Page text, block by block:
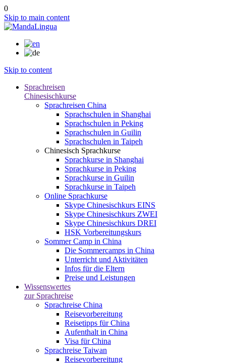
0
Skip to main content
Skip to content
Sprachreisen
Chinesischkurse
Sprachreisen China
Sprachschulen in Shanghai
Sprachschulen in Peking
Sprachschulen in Guilin
Sprachschulen in Taipeh
Chinesisch Sprachkurse
Sprachkurse in Shanghai
Sprachkurse in Peking
Sprachkurse in Guilin
Sprachkurse in Taipeh
Online Sprachkurse
Skype Chinesischkurs EINS
Skype Chinesischkurs ZWEI
Skype Chinesischkurs DREI
HSK Vorbereitungskurs
Sommer Camp in China
Die Sommercamps in China
Unterricht und Aktivitäten
Infos für die Eltern
Preise und Leistungen
Wissenswertes
zur Sprachreise
Sprachreise China
Reisevorbereitung
Reisetipps für China
Aufenthalt in China
Visa für China
Sprachreise Taiwan
Reisevorbereitung